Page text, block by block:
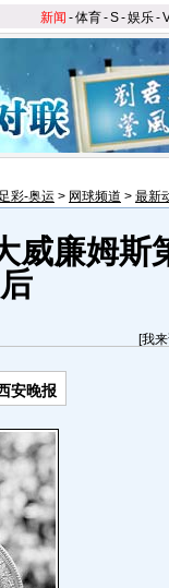
新闻 -体育-S-娱乐-
彩-奥运 > 网球频道 > 最新
威廉姆斯
后
[我
安晚报